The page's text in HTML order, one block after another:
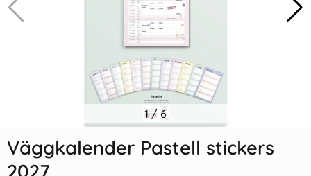
svart
55 kr/st 14 kr/st
1/ 6
Väggkalender Pastell stickers
2027